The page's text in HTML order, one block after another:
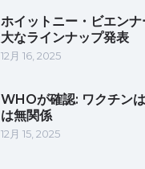
ホイットニー・ビエン
大なラインナップ発表
12月 16, 2025
WHOが確認: ワクチン
は無関係
12月 15, 2025